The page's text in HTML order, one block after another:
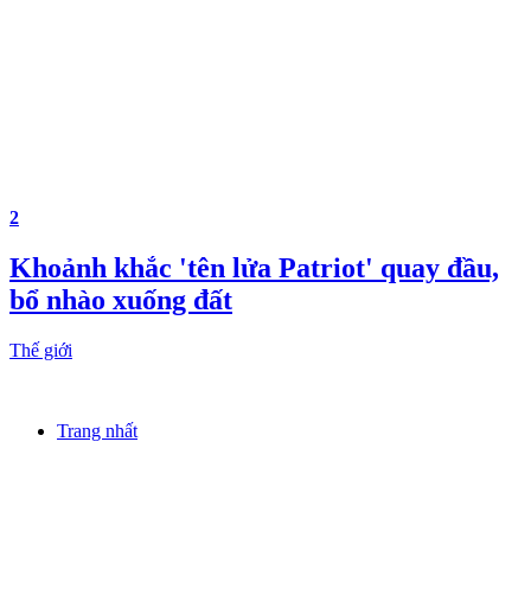
2
Khoảnh khắc 'tên lửa Patriot' quay đầu,
bổ nhào xuống đất
Thế giới
Trang nhất